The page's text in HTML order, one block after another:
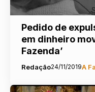
Pedido de
em dinheiro
Fazenda’
Redação24/11/2019A